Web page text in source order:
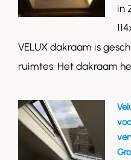
in
VELUX dakraam is
ruimtes. Het dakraam